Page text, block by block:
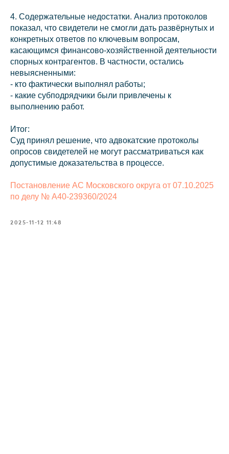
4. Содержательные недостатки. Анализ протоколов
показал, что свидетели не смогли дать развёрнутых и
конкретных ответов по ключевым вопросам,
касающимся финансово‑хозяйственной деятельности
спорных контрагентов. В частности, остались
невыясненными:
- кто фактически выполнял работы;
- какие субподрядчики были привлечены к
выполнению работ.
Итог:
Суд принял решение, что адвокатские протоколы
опросов свидетелей не могут рассматриваться как
допустимые доказательства в процессе.
Постановление АС Московского округа от 07.10.2025
по делу № А40-239360/2024
2025-11-12 11:48